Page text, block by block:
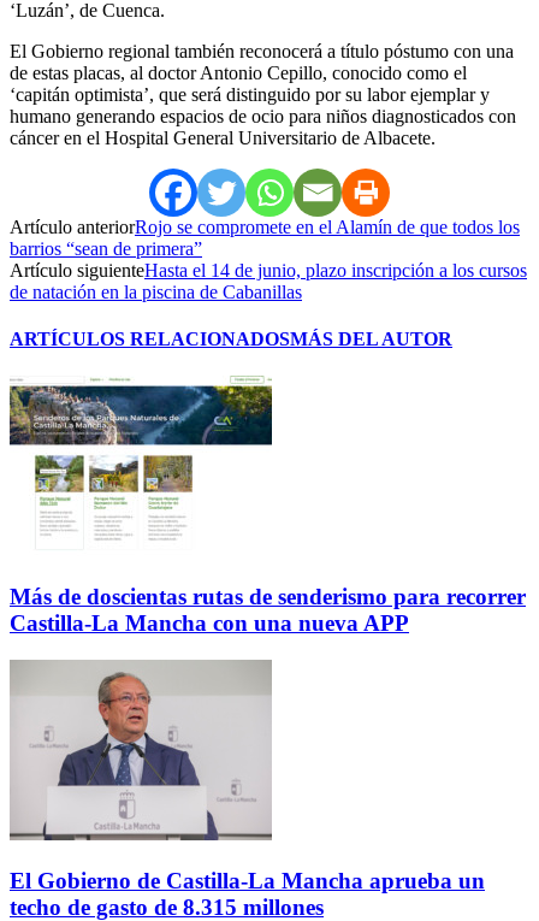
‘Luzán’, de Cuenca.
El Gobierno regional también reconocerá a título póstumo con una
de estas placas, al doctor Antonio Cepillo, conocido como el
‘capitán optimista’, que será distinguido por su labor ejemplar y
humano generando espacios de ocio para niños diagnosticados con
cáncer en el Hospital General Universitario de Albacete.
Artículo anteriorRojo se compromete en el Alamín de que todos los
barrios “sean de primera”
Artículo siguienteHasta el 14 de junio, plazo inscripción a los cursos
de natación en la piscina de Cabanillas
ARTÍCULOS RELACIONADOSMÁS DEL AUTOR
Más de doscientas rutas de senderismo para recorrer
Castilla-La Mancha con una nueva APP
El Gobierno de Castilla-La Mancha aprueba un
techo de gasto de 8.315 millones